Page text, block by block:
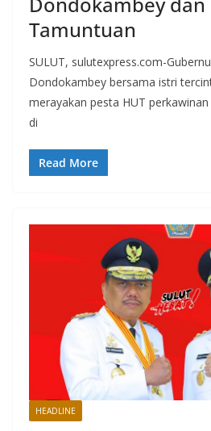
Tamuntuan
SULUT, sulutexpress.com-
Dondokambey bersama istri
merayakan pesta HUT
di
Read More
HEADLINE